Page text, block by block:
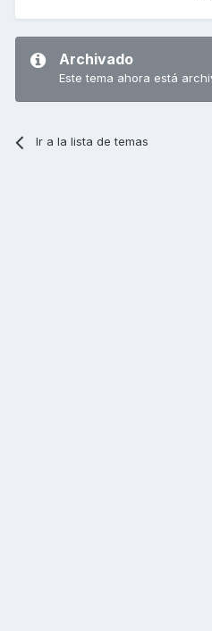
Archivado
Este tema ahora está
Ir a la lista de temas